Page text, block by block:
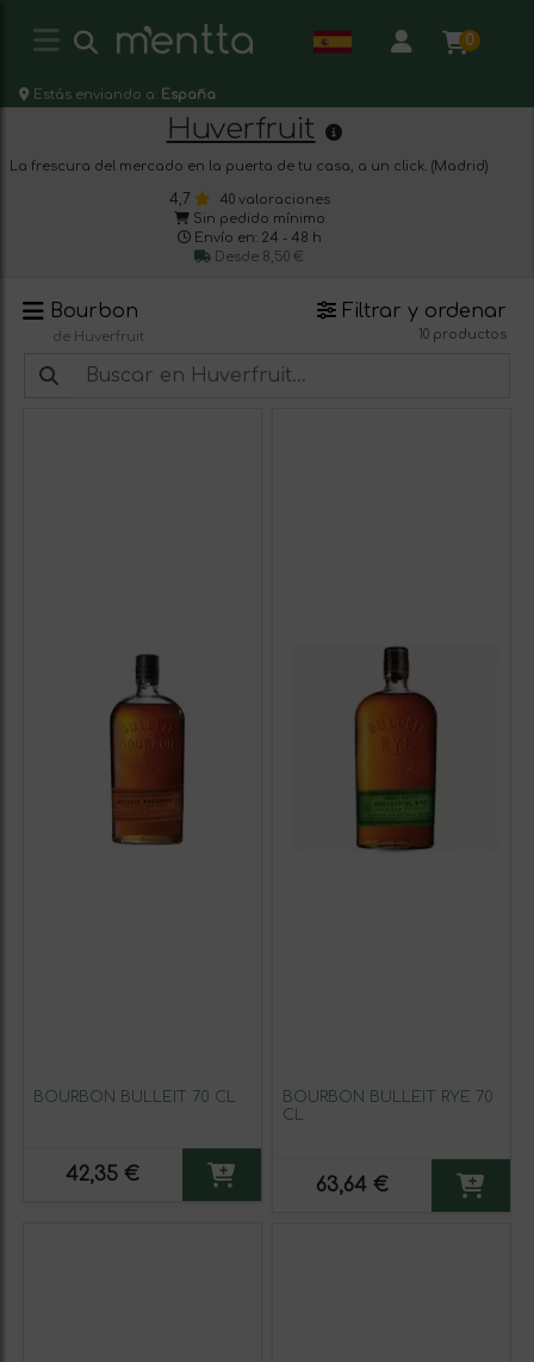
0
Estás enviando a: España
Huverfruit
La frescura del mercado en la puerta de tu casa, a un click. (Madrid)
4,7
40 valoraciones
Sin pedido mínimo
Envío en: 24 - 48 h
Desde 8,50 €
Bourbon
de Huverfruit
Filtrar y ordenar
10 productos
BOURBON BULLEIT 70 CL
42,35 €
BOURBON BULLEIT RYE 70
CL
63,64 €